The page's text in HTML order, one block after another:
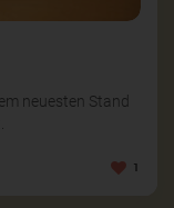
neuesten Stand
1